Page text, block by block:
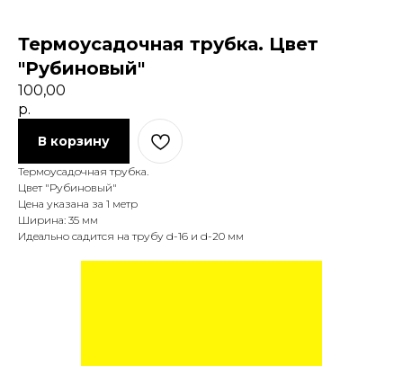
Термоусадочная трубка. Цвет
"Рубиновый"
100,00
р.
В корзину
Термоусадочная трубка.
Цвет "Рубиновый"
Цена указана за 1 метр
Ширина: 35 мм
Идеально садится на трубу d-16 и d-20 мм